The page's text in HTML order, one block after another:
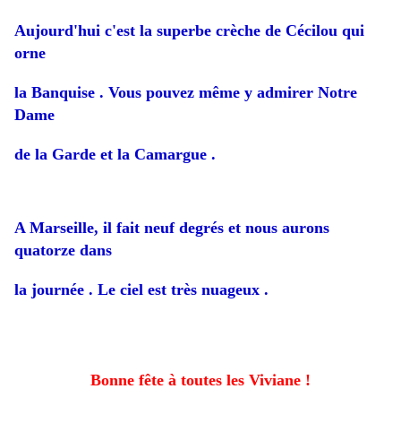
Aujourd'hui c'est la superbe crèche de Cécilou qui
orne
la Banquise . Vous pouvez même y admirer Notre
Dame
de la Garde et la Camargue .
A Marseille, il fait neuf degrés et nous aurons
quatorze dans
la journée . Le ciel est très nuageux .
Bonne fête à toutes les Viviane !